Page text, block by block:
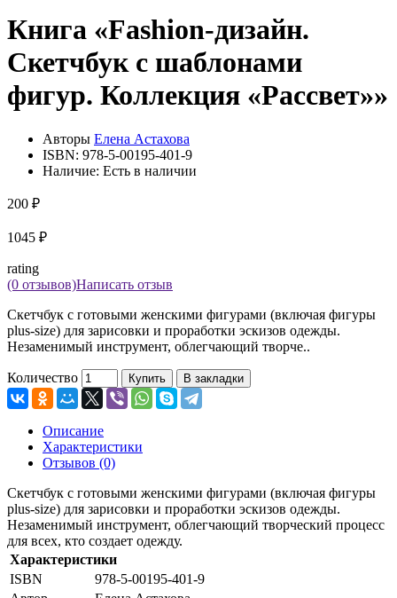
Книга «Fashion-дизайн.
Скетчбук с шаблонами
фигур. Коллекция «Рассвет»»
Авторы Елена Астахова
ISBN: 978-5-00195-401-9
Наличие: Есть в наличии
200 ₽
1045 ₽
rating
(0 отзывов)Написать отзыв
Скетчбук с готовыми женскими фигурами (включая фигуры
plus-size) для зарисовки и проработки эскизов одежды.
Незаменимый инструмент, облегчающий творче..
Количество Купить В закладки
Описание
Характеристики
Отзывов (0)
Скетчбук с готовыми женскими фигурами (включая фигуры
plus-size) для зарисовки и проработки эскизов одежды.
Незаменимый инструмент, облегчающий творческий процесс
для всех, кто создает одежду.
Характеристики
ISBN
978-5-00195-401-9